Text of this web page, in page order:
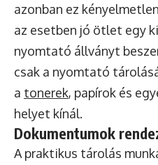
azonban ez
az esetben jó ötlet egy
nyomtató állványt
csak a nyomtató
a tonerek, papírok és
helyet kínál.
Dokumentumok
A praktikus tárolás